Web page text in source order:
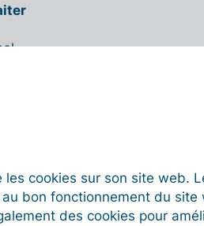
cookies sur son site web.
bon fonctionnement du site
des cookies pour